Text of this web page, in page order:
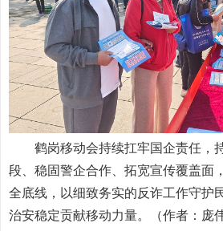
鹤岗移动会持续扛牢国企责任，
段、稳固警企合作、拓宽宣传覆盖面
全底线，以细致务实的反诈工作守护
治安稳定贡献移动力量。（作者：庞